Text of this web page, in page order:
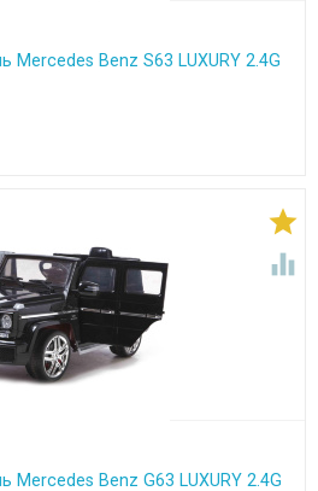
Mercedes Benz S63 LUXURY 2.4G


Mercedes Benz G63 LUXURY 2.4G